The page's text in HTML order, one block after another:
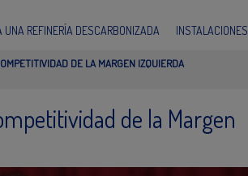
UNA REFINERÍA DESCARBONIZADA INSTALACIONES
DE LA MARGEN IZQUIERDA
de la Margen